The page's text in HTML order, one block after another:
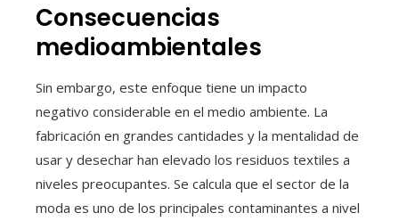
Consecuencias
medioambientales
Sin embargo, este enfoque tiene un impacto
negativo considerable en el medio ambiente. La
fabricación en grandes cantidades y la mentalidad de
usar y desechar han elevado los residuos textiles a
niveles preocupantes. Se calcula que el sector de la
moda es uno de los principales contaminantes a nivel